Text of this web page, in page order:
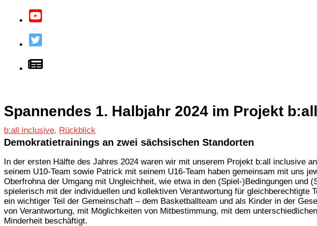
Spannendes 1. Halbjahr 2024 im Projekt
b:all inclusive, Rückblick
Demokratietrainings an zwei sächsischen Standorten
In der ersten Hälfte des Jahres 2024 waren wir mit unserem Projekt b:all inclusive
seinem U10-Team sowie Patrick mit seinem U16-Team haben gemeinsam mit uns
Oberfrohna der Umgang mit Ungleichheit, wie etwa in den (Spiel-)Bedingungen und
spielerisch mit der individuellen und kollektiven Verantwortung für
ein wichtiger Teil der Gemeinschaft – dem Basketballteam und als Kinder in der
von Verantwortung, mit Möglichkeiten von Mitbestimmung, mit dem
Minderheit beschäftigt.